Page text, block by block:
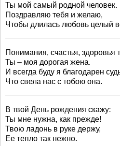
Ты мой самый родной человек.
Поздравляю тебя и желаю,
Чтобы длилась любовь целый
Понимания, счастья, здоровья
Ты – моя дорогая жена.
И всегда буду я благодарен
Что свела нас с тобою она.
В твой День рождения скажу:
Ты мне нужна, как прежде!
Твою ладонь в руке держу,
Ее тепло так нежно.